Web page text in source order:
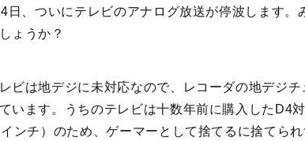
日、ついにテレビのアナログ放送が停波します。
ょうか？
ビは地デジに未対応なので、レコーダの地デジ
います。うちのテレビは十数年前に購入したD4
ンチ）のため、ゲーマーとして捨てるに捨てら